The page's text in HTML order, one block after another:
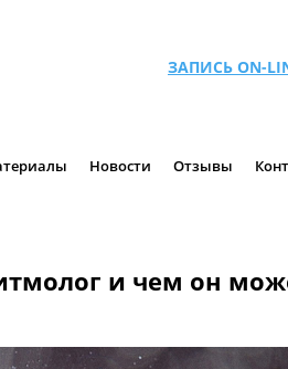
ЗАПИСЬ ON-
Новости Отзывы
и чем он